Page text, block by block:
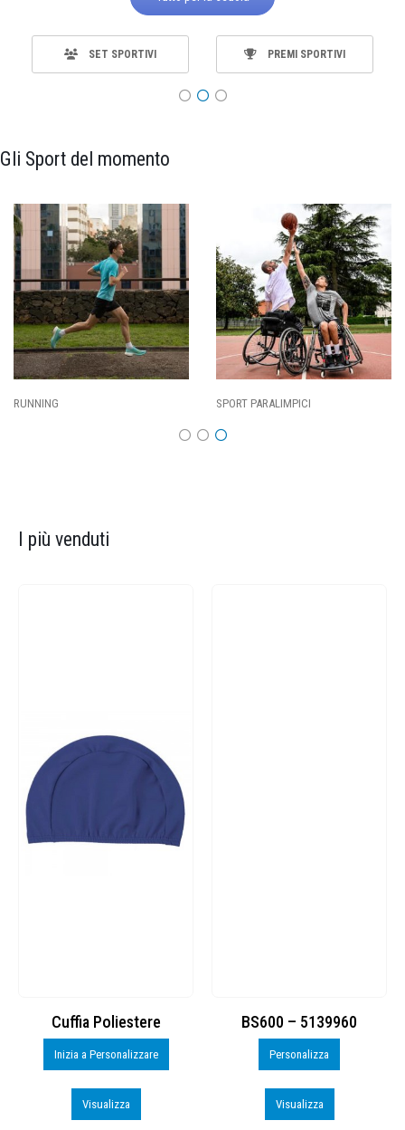
SET SPORTIVI PREMI SPORTIVI
Gli Sport del momento
SPORT PARALIMPICI
I più venduti
Cuffia Poliestere
Inizia a Personalizzare
Visualizza
BS600 – 5139960
Personalizza
Visualizza